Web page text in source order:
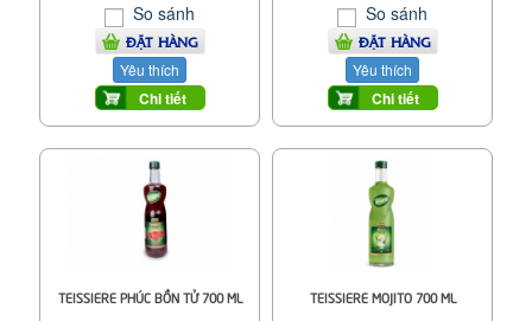
So sánh
ĐẶT HÀNG
Yêu thích
Chi tiết
So sánh
ĐẶT HÀNG
Yêu thích
Chi tiết
TEISSIERE PHÚC BỒN TỬ 700 ML
TEISSIERE MOJITO 700 ML